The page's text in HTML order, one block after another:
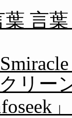
葉 言
リー